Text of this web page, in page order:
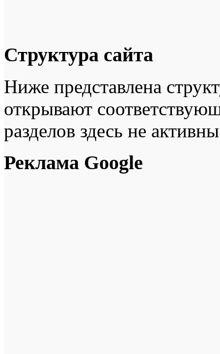
Структура сайта
Ниже представлена
открывают
разделов здесь не активны
Реклама Google